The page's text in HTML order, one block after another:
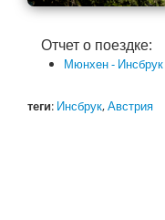
Отчет о поездке:
Мюнхен - Инсбрук
теги: Инсбрук,Австрия